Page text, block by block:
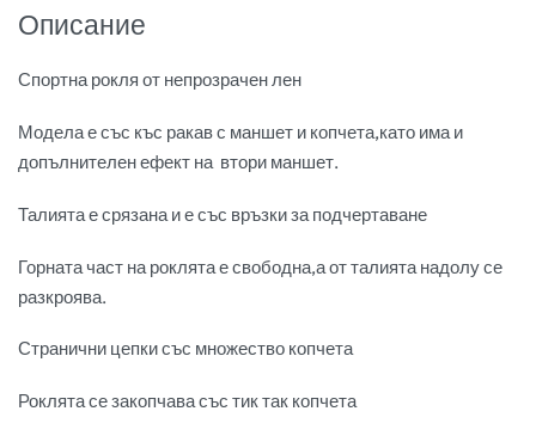
Описание
Спортна рокля от непрозрачен лен
Модела е със къс ракав с маншет и копчета,като има и
допълнителен ефект на втори маншет.
Талията е срязана и е със връзки за подчертаване
Горната част на роклята е свободна,а от талията надолу се
разкроява.
Странични цепки със множество копчета
Роклята се закопчава със тик так копчета